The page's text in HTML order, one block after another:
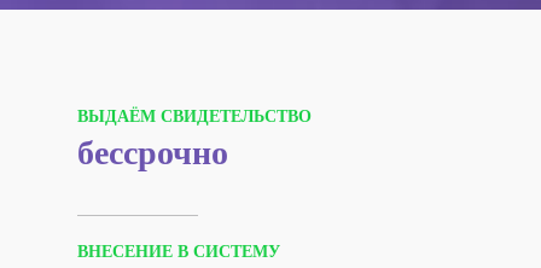
ВЫДАЁМ СВИДЕТЕЛЬСТВО
бессрочно
ВНЕСЕНИЕ В СИСТЕМУ